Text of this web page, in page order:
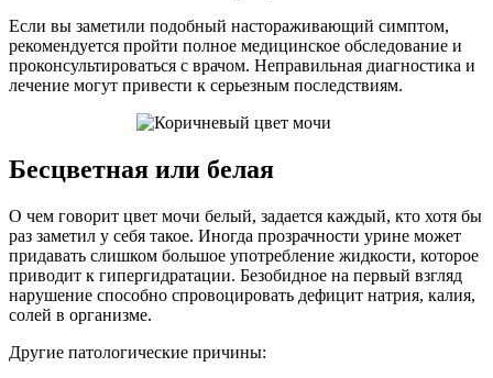
Если вы заметили подобный настораживающий симптом,
рекомендуется пройти полное медицинское обследование и
проконсультироваться с врачом. Неправильная диагностика и
лечение могут привести к серьезным последствиям.
Бесцветная или белая
О чем говорит цвет мочи белый, задается каждый, кто хотя бы
раз заметил у себя такое. Иногда прозрачности урине может
придавать слишком большое употребление жидкости, которое
приводит к гипергидратации. Безобидное на первый взгляд
нарушение способно спровоцировать дефицит натрия, калия,
солей в организме.
Другие патологические причины: